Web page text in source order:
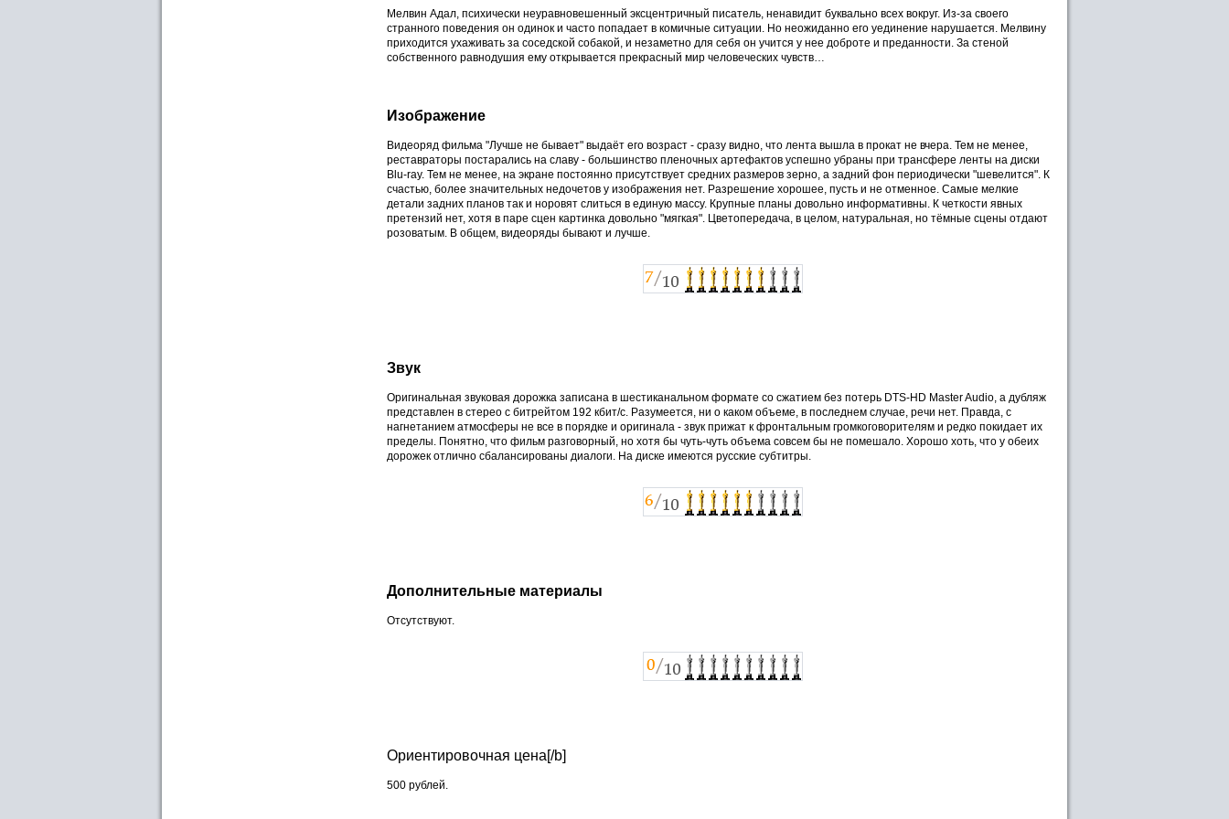
Мелвин Адал, психически неуравновешенный эксцентричный писатель, ненавидит буквально всех вокруг. Из-за своего
странного поведения он одинок и часто попадает в комичные ситуации. Но неожиданно его уединение нарушается. Мелвину
приходится ухаживать за соседской собакой, и незаметно для себя он учится у нее доброте и преданности. За стеной
собственного равнодушия ему открывается прекрасный мир человеческих чувств…
Изображение
Видеоряд фильма "Лучше не бывает" выдаёт его возраст - сразу видно, что лента вышла в прокат не вчера. Тем не менее,
реставраторы постарались на славу - большинство пленочных артефактов успешно убраны при трансфере ленты на диски
Blu-ray. Тем не менее, на экране постоянно присутствует средних размеров зерно, а задний фон периодически "шевелится". К
счастью, более значительных недочетов у изображения нет. Разрешение хорошее, пусть и не отменное. Самые мелкие
детали задних планов так и норовят слиться в единую массу. Крупные планы довольно информативны. К четкости явных
претензий нет, хотя в паре сцен картинка довольно "мягкая". Цветопередача, в целом, натуральная, но тёмные сцены отдают
розоватым. В общем, видеоряды бывают и лучше.
Звук
Оригинальная звуковая дорожка записана в шестиканальном формате со сжатием без потерь DTS-HD Master Audio, а дубляж
представлен в стерео с битрейтом 192 кбит/с. Разумеется, ни о каком объеме, в последнем случае, речи нет. Правда, с
нагнетанием атмосферы не все в порядке и оригинала - звук прижат к фронтальным громкоговорителям и редко покидает их
пределы. Понятно, что фильм разговорный, но хотя бы чуть-чуть объема совсем бы не помешало. Хорошо хоть, что у обеих
дорожек отлично сбалансированы диалоги. На диске имеются русские субтитры.
Дополнительные материалы
Отсутствуют.
Ориентировочная цена[/b]
500 рублей.